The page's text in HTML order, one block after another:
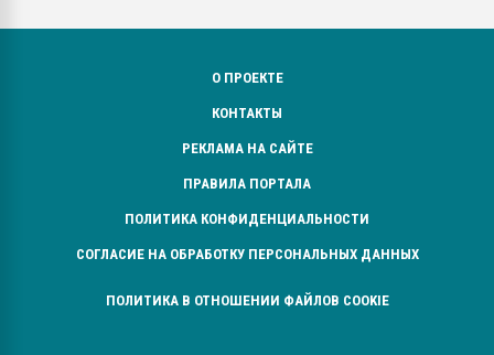
О ПРОЕКТЕ
КОНТАКТЫ
РЕКЛАМА НА САЙТЕ
ПРАВИЛА ПОРТАЛА
ПОЛИТИКА КОНФИДЕНЦИАЛЬНОСТИ
СОГЛАСИЕ НА ОБРАБОТКУ ПЕРСОНАЛЬНЫХ ДАННЫХ
ПОЛИТИКА В ОТНОШЕНИИ ФАЙЛОВ COOKIE